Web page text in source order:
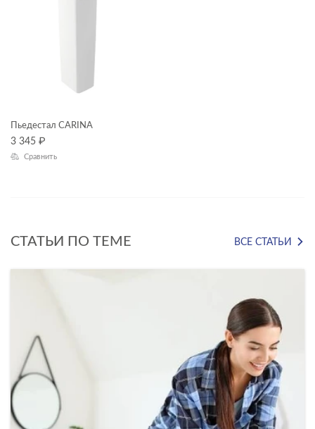
Пьедестал CARINA
3 345 ₽
Сравнить
СТАТЬИ ПО ТЕМЕ ВСЕ СТАТЬИ